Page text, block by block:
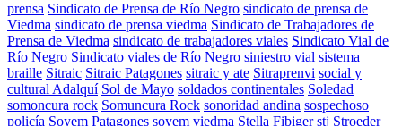
prensa Sindicato de Prensa de Río Negro sindicato de prensa de
Viedma sindicato de prensa viedma Sindicato de Trabajadores de
Prensa de Viedma sindicato de trabajadores viales Sindicato Vial de
Río Negro Sindicato viales de Río Negro siniestro vial sistema
braille Sitraic Sitraic Patagones sitraic y ate Sitraprenvi social y
cultural Adalquí Sol de Mayo soldados continentales Soledad
somoncura rock Somuncura Rock sonoridad andina sospechoso
policía Soyem Patagones soyem viedma Stella Fibiger stj Stroeder